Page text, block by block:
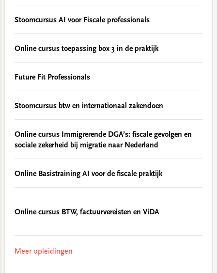
Stoomcursus AI voor Fiscale professionals
Online cursus toepassing box 3 in de praktijk
Future Fit Professionals
Stoomcursus btw en internationaal zakendoen
Online cursus Immigrerende DGA’s: fiscale gevolgen en
sociale zekerheid bij migratie naar Nederland
Online Basistraining AI voor de fiscale praktijk
Online cursus BTW, factuurvereisten en ViDA
Meer opleidingen